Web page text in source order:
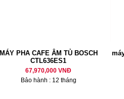
MÁY PHA CAFE ÂM TỦ BOSCH
CTL636ES1
67,970,000 VNĐ
Bảo hành : 12 tháng